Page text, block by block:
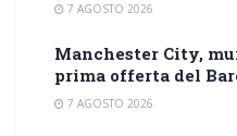
7 AGOSTO 2026
Manchester City,
prima offerta del
7 AGOSTO 2026